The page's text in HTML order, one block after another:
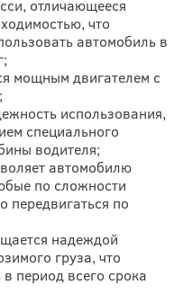
отличающееся
что
автомобиль в
мощным двигателем с
использования,
специального
водителя;
автомобилю
по сложности
передвигаться по
надеждой
груза, что
период всего срока